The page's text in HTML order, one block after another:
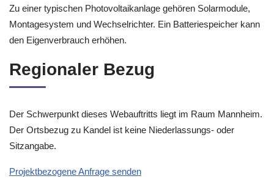
Zu einer typischen Photovoltaikanlage gehören Solarmodule,
Montagesystem und Wechselrichter. Ein Batteriespeicher kann
den Eigenverbrauch erhöhen.
Regionaler Bezug
Der Schwerpunkt dieses Webauftritts liegt im Raum Mannheim.
Der Ortsbezug zu Kandel ist keine Niederlassungs- oder
Sitzangabe.
Projektbezogene Anfrage senden